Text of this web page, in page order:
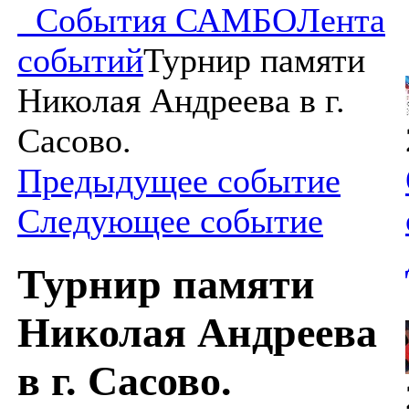
События САМБОЛента
событийТурнир памяти
Николая Андреева в г.
Сасово.
Предыдущее событие
Следующее событие
Турнир памяти
Николая Андреева
в г. Сасово.